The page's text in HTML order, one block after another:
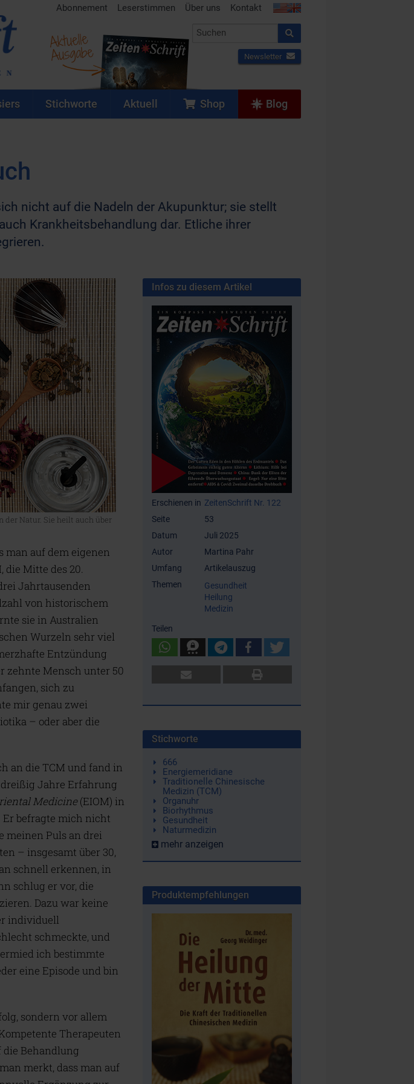
Abonnement Leserstimmen Über uns Kontakt
Newsletter
Aktuelle
Ausgabe
Stichworte Aktuell Shop Blog
nicht auf die Nadeln der Akupunktur; sie stellt
Krankheitsbehandlung dar. Etliche ihrer
der Natur. Sie heilt auch über
man auf dem eigenen
Mitte des 20.
Jahrtausenden
von historischem
sie in Australien
Wurzeln sehr viel
Entzündung
zehnte Mensch unter 50
sich zu
mir genau zwei
– oder aber die
an die TCM und fand in
Jahre Erfahrung
Medicine(EIOM) in
befragte mich nicht
meinen Puls an drei
– insgesamt über 30,
schnell erkennen, in
schlug er vor, die
Dazu war keine
individuell
schmeckte, und
ich bestimmte
eine Episode und bin
sondern vor allem
Therapeuten
Behandlung
merkt, dass man auf
Infos zu diesem Artikel
Erschienen in ZeitenSchrift Nr. 122
Seite
53
Datum
Juli 2025
Autor
Martina Pahr
Umfang
Artikelauszug
Themen
Gesundheit
Heilung
Medizin
Teilen
Stichworte
666
Energiemeridiane
Traditionelle Chinesische
Medizin (TCM)
Organuhr
Biorhythmus
Gesundheit
Naturmedizin
mehr anzeigen
Produktempfehlungen